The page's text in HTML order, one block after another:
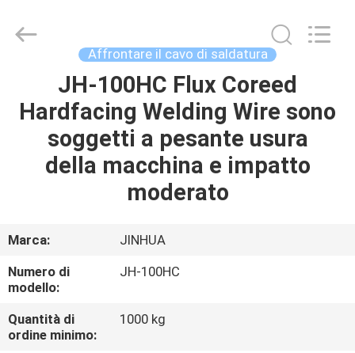
PRODOTTI
GIRO
DELLA
FABBRICA
piastra
claddingweldingmachine.com.
Affrontare il cavo di saldatura
JH-100HC Flux Coreed
Hardfacing Welding Wire sono
soggetti a pesante usura
della macchina e impatto
moderato
Marca:
JINHUA
Numero di
modello:
JH-100HC
Quantità di
ordine minimo:
1000 kg